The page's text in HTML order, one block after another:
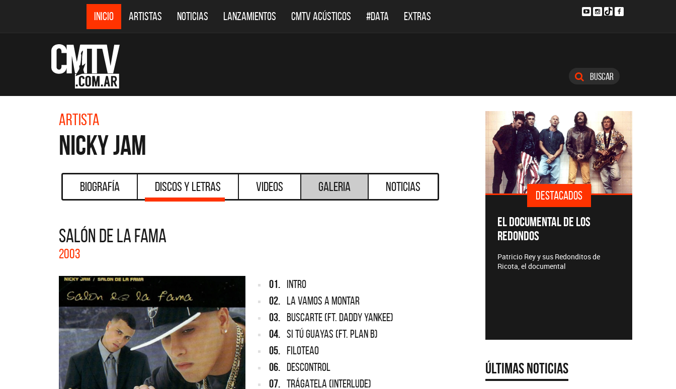
INICIO ARTISTAS NOTICIAS LANZAMIENTOS CMTV ACÚSTICOS #DATA EXTRAS
Buscar
Artista
Nicky Jam
Biografía Discos y Letras Videos Galeria Noticias
SALÓN DE LA FAMA
2003
01. INTRO
02. LA VAMOS A MONTAR
03. BUSCARTE (FT. DADDY YANKEE)
04. SI TÚ GUAYAS (FT. PLAN B)
05. FILOTEAO
06. DESCONTROL
07. TRÁGATELA (INTERLUDE)
DESTACADOS DESTACADOS DESTACADOS
EL DOCUMENTAL DE LOS
REDONDOS
Patricio Rey y sus Redonditos de
Ricota, el documental
Últimas Noticias